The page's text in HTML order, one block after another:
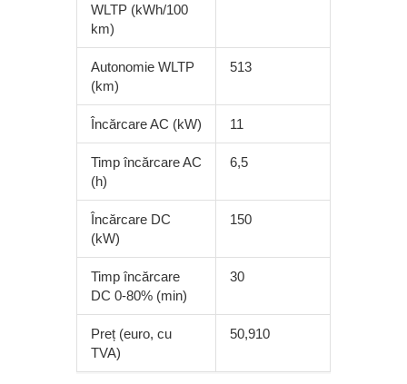
WLTP (kWh/100
km)
Autonomie WLTP
(km)
513
Încărcare AC (kW) 11
Timp încărcare AC
(h)
6,5
Încărcare DC
(kW)
150
Timp încărcare
DC 0-80% (min)
30
Preț (euro, cu
TVA)
50,910